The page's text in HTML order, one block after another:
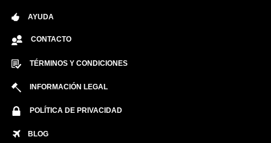
AYUDA
CONTACTO
TÉRMINOS Y CONDICIONES
INFORMACIÓN LEGAL
POLÍTICA DE PRIVACIDAD
BLOG